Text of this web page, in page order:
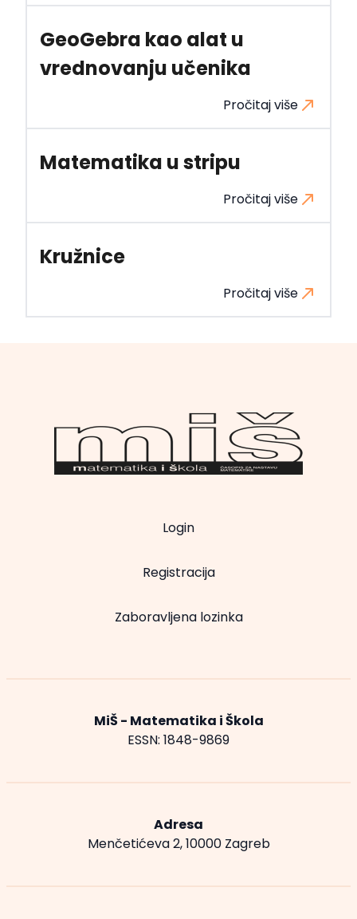
GeoGebra kao alat u
vrednovanju učenika
Pročitaj više
Matematika u stripu
Pročitaj više
Kružnice
Pročitaj više
Login
Registracija
Zaboravljena lozinka
MiŠ - Matematika i Škola
ESSN: 1848-9869
Adresa
Menčetićeva 2, 10000 Zagreb